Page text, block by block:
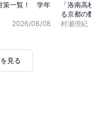
策一覧！ 学年
2026/08/08
「洛南高
る京都の数
村瀬理紀
見る